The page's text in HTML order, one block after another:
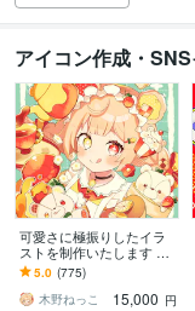
アイコン作成・
可愛さに極振りしたイラ
ストを制作いたします ★
商用利用＆二次利用込
み！ミニキャラは小物２
点まで無料！★
5.0 (775)
木野ねっこ
15,000 円